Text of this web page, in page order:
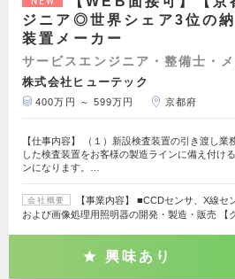
ジニア◎世界シェア3位の
装置メーカー
サービスエンジニア・整備士・
株式会社ヒューテック
400万円 ～ 599万円 京都府
【仕事内容】 （１）新設検査装置の引き渡し業
した検査装置をお客様の製造ラインに備え付け
ンになります。…
会社概要
【事業内容】 ■CCDセンサ、X線セ
および画像処理用照明器の開発・製造・販売 【
興味あり